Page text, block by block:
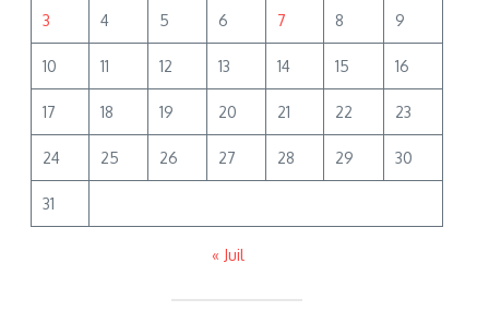
3 4 5 6 7 8 9
10 11 12 13 14 15 16
17 18 19 20 21 22 23
24 25 26 27 28 29 30
31
« Juil